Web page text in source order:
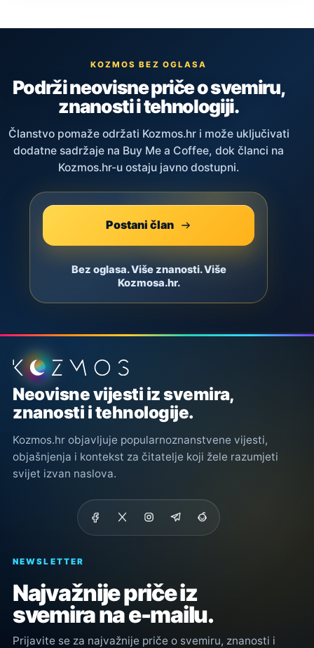
KOZMOS BEZ OGLASA
Podrži neovisne priče o svemiru,
znanosti i tehnologiji.
Članstvo pomaže održati Kozmos.hr i može uključivati
dodatne sadržaje na Buy Me a Coffee, dok članci na
Kozmos.hr-u ostaju javno dostupni.
Postani član
Bez oglasa. Više znanosti. Više
Kozmosa.hr.
Podnožje stranice
Neovisne vijesti iz svemira,
znanosti i tehnologije.
Kozmos.hr objavljuje popularnoznanstvene vijesti,
objašnjenja i kontekst za čitatelje koji žele razumjeti
svijet izvan naslova.
NEWSLETTER
Najvažnije priče iz
svemira na e-mailu.
Prijavite se za najvažnije priče o svemiru, znanosti i